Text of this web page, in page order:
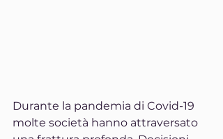
Durante la pandemia di Covid-19
molte società hanno attraversato